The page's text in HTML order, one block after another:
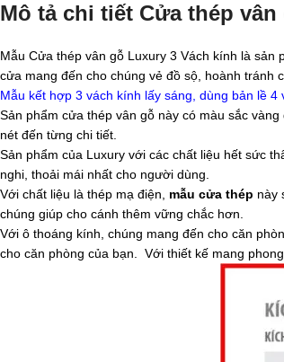
Mô tả chi tiết Cửa thép
Mẫu Cửa thép vân gỗ Luxury 3 Vách kính là
cửa mang đến cho chúng vẻ đồ sộ, hoành tránh
Mẫu kết hợp 3 vách kính lấy sáng, dùng bản lề
Sản phẩm cửa thép vân gỗ này có màu sắc
nét đến từng chi tiết.
Sản phẩm của Luxury với các chất liệu hết sức
nghi, thoải mái nhất cho người dùng.
Với chất liệu là thép mạ điện, mẫu cửa thép này
chúng giúp cho cánh thêm vững chắc hơn.
Với ô thoáng kính, chúng mang đến cho căn
cho căn phòng của bạn. Với thiết kế mang